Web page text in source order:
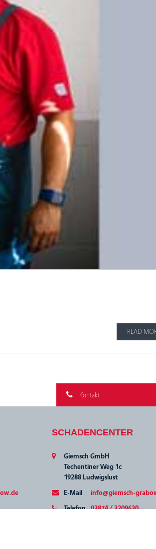
READ
Kontakt
SCHADENCENTER
Giemsch GmbH
Techentiner Weg 1c
19288 Ludwigslust
E-Mail
info@giemsch-
Telefon
03874 / 3209630